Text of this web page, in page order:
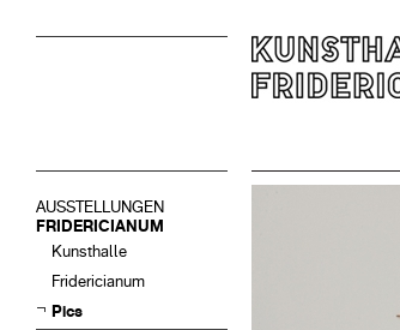
AUSSTELLUNGEN
FRIDERICIANUM
Kunsthalle
Fridericianum
Pics